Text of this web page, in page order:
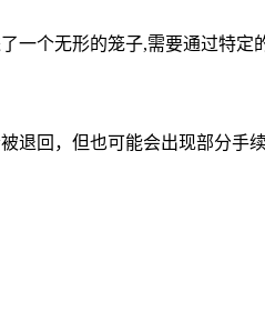
个无形的笼子,需要通过特定
退回，但也可能会出现部分手